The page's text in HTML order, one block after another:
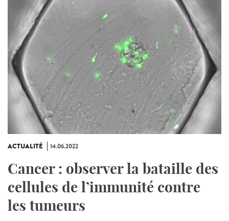
ACTUALITÉ 14.06.2022
Cancer : observer la bataille des
cellules de l’immunité contre
les tumeurs